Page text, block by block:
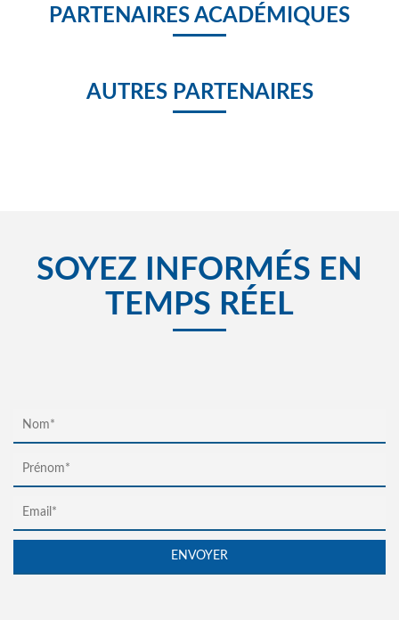
PARTENAIRES ACADÉMIQUES
AUTRES PARTENAIRES
SOYEZ INFORMÉS EN
TEMPS RÉEL